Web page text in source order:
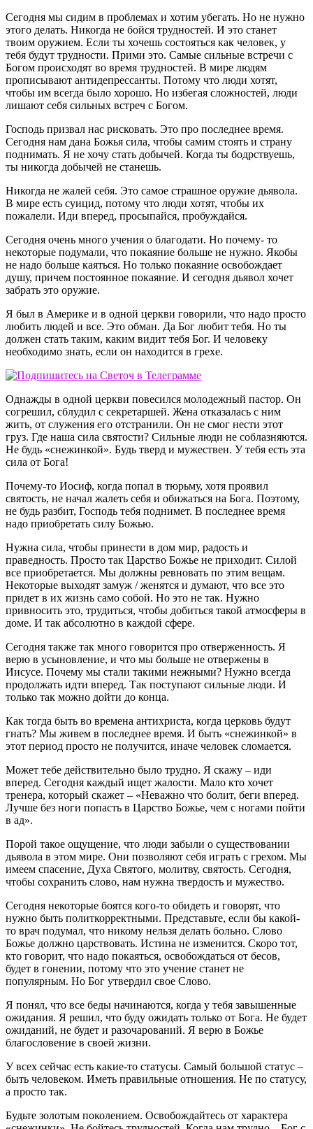
Сегодня мы сидим в проблемах и хотим убегать. Но не нужно
этого делать. Никогда не бойся трудностей. И это станет
твоим оружием. Если ты хочешь состояться как человек, у
тебя будут трудности. Прими это. Самые сильные встречи с
Богом происходят во время трудностей. В мире людям
прописывают антидепрессанты. Потому что люди хотят,
чтобы им всегда было хорошо. Но избегая сложностей, люди
лишают себя сильных встреч с Богом.
Господь призвал нас рисковать. Это про последнее время.
Сегодня нам дана Божья сила, чтобы самим стоять и страну
поднимать. Я не хочу стать добычей. Когда ты бодрствуешь,
ты никогда добычей не станешь.
Никогда не жалей себя. Это самое страшное оружие дьявола.
В мире есть суицид, потому что люди хотят, чтобы их
пожалели. Иди вперед, просыпайся, пробуждайся.
Сегодня очень много учения о благодати. Но почему- то
некоторые подумали, что покаяние больше не нужно. Якобы
не надо больше каяться. Но только покаяние освобождает
душу, причем постоянное покаяние. И сегодня дьявол хочет
забрать это оружие.
Я был в Америке и в одной церкви говорили, что надо просто
любить людей и все. Это обман. Да Бог любит тебя. Но ты
должен стать таким, каким видит тебя Бог. И человеку
необходимо знать, если он находится в грехе.
Однажды в одной церкви повесился молодежный пастор. Он
согрешил, сблудил с секретаршей. Жена отказалась с ним
жить, от служения его отстранили. Он не смог нести этот
груз. Где наша сила святости? Сильные люди не соблазняются.
Не будь «снежинкой». Будь тверд и мужествен. У тебя есть эта
сила от Бога!
Почему-то Иосиф, когда попал в тюрьму, хотя проявил
святость, не начал жалеть себя и обижаться на Бога. Поэтому,
не будь разбит, Господь тебя поднимет. В последнее время
надо приобретать силу Божью.
Нужна сила, чтобы принести в дом мир, радость и
праведность. Просто так Царство Божье не приходит. Силой
все приобретается. Мы должны ревновать по этим вещам.
Некоторые выходят замуж / женятся и думают, что все это
придет в их жизнь само собой. Но это не так. Нужно
привносить это, трудиться, чтобы добиться такой атмосферы в
доме. И так абсолютно в каждой сфере.
Сегодня также так много говорится про отверженность. Я
верю в усыновление, и что мы больше не отвержены в
Иисусе. Почему мы стали такими нежными? Нужно всегда
продолжать идти вперед. Так поступают сильные люди. И
только так можно дойти до конца.
Как тогда быть во времена антихриста, когда церковь будут
гнать? Мы живем в последнее время. И быть «снежинкой» в
этот период просто не получится, иначе человек сломается.
Может тебе действительно было трудно. Я скажу – иди
вперед. Сегодня каждый ищет жалости. Мало кто хочет
тренера, который скажет – «Неважно что болит, беги вперед.
Лучше без ноги попасть в Царство Божье, чем с ногами пойти
в ад».
Порой такое ощущение, что люди забыли о существовании
дьявола в этом мире. Они позволяют себя играть с грехом. Мы
имеем спасение, Духа Святого, молитву, святость. Сегодня,
чтобы сохранить слово, нам нужна твердость и мужество.
Сегодня некоторые боятся кого-то обидеть и говорят, что
нужно быть политкорректными. Представьте, если бы какой-
то врач подумал, что никому нельзя делать больно. Слово
Божье должно царствовать. Истина не изменится. Скоро тот,
кто говорит, что надо покаяться, освобождаться от бесов,
будет в гонении, потому что это учение станет не
популярным. Но Бог утвердил свое Слово.
Я понял, что все беды начинаются, когда у тебя завышенные
ожидания. Я решил, что буду ожидать только от Бога. Не будет
ожиданий, не будет и разочарований. Я верю в Божье
благословение в своей жизни.
У всех сейчас есть какие-то статусы. Самый большой статус –
быть человеком. Иметь правильные отношения. Не по статусу,
а просто так.
Будьте золотым поколением. Освобождайтесь от характера